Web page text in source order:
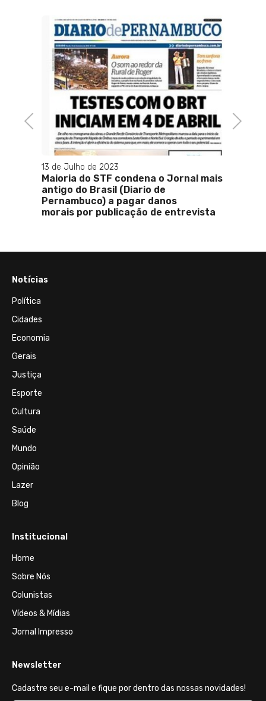
Previous
13 de Julho de 2023
Maioria do STF condena o Jornal mais
antigo do Brasil (Diario de
Pernambuco) a pagar danos
morais por publicação de entrevista
Next
Notícias
Política
Cidades
Economia
Gerais
Justiça
Esporte
Cultura
Saúde
Mundo
Opinião
Lazer
Blog
Institucional
Home
Sobre Nós
Colunistas
Vídeos & Mídias
Jornal Impresso
Newsletter
Cadastre seu e-mail e fique por dentro das nossas novidades!